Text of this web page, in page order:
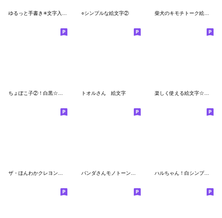
○シンプルな絵文字② 柴犬のキモチトーク絵文字
トオルさん 絵文字
ザ・ほんわかクレヨン画絵文字集【冬】 パンダさんモノトーン絵文字セット ハルちゃん！白シンプル♡毎日使える絵文字